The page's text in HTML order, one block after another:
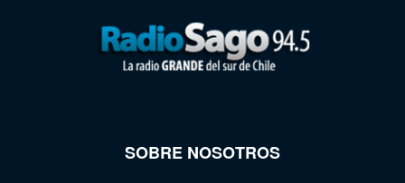
SOBRE NOSOTROS